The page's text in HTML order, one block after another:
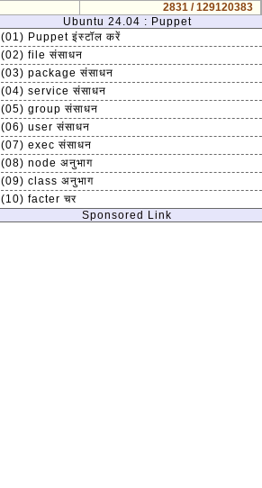
2831 / 129120383
Ubuntu 24.04 : Puppet
(01) Puppet इंस्टॉल करें
(02) file संसाधन
(03) package संसाधन
(04) service संसाधन
(05) group संसाधन
(06) user संसाधन
(07) exec संसाधन
(08) node अनुभाग
(09) class अनुभाग
(10) facter चर
Sponsored Link